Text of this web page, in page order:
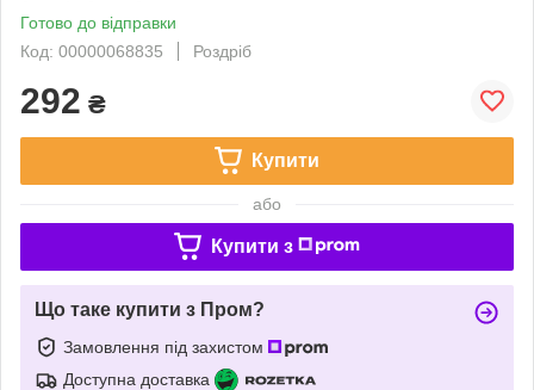
Готово до відправки
Код: 00000068835
Роздріб
292 ₴
Купити
або
Купити з
Що таке купити з Пром?
Замовлення під захистом
Доступна доставка